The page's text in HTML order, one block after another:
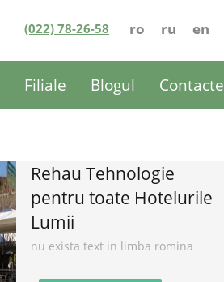
(022) 78-26-58 ro ru en
Filiale Blogul Contacte
Rehau Tehnologie
pentru toate Hotelurile
Lumii
nu exista text in limba romina